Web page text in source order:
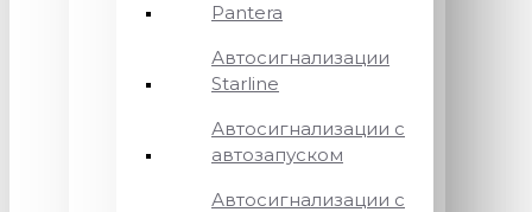
Pantera
Автосигнализации
Starline
Автосигнализации с
автозапуском
Автосигнализации с